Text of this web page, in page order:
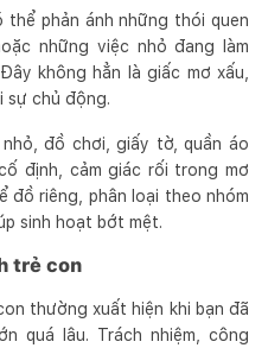
phản ánh những thói quen
những việc nhỏ đang làm
không hẳn là giấc mơ xấu,
sự chủ động.
đồ chơi, giấy tờ, quần áo
định, cảm giác rối trong mơ
đồ riêng, phân loại theo nhóm
sinh hoạt bớt mệt.
trẻ con
thường xuất hiện khi bạn đã
quá lâu. Trách nhiệm, công